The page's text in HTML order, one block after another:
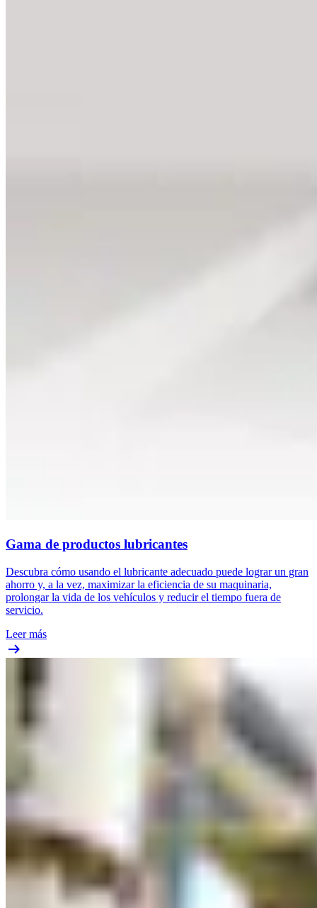
Gama de productos lubricantes
Descubra cómo usando el lubricante adecuado puede lograr un gran
ahorro y, a la vez, maximizar la eficiencia de su maquinaria,
prolongar la vida de los vehículos y reducir el tiempo fuera de
servicio.
Leer más